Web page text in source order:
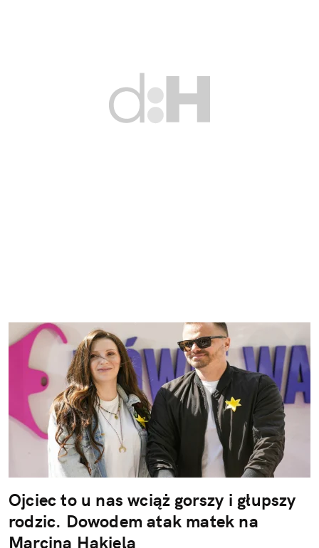
Ojciec to u nas wciąż gorszy i głupszy
rodzic. Dowodem atak matek na
Marcina Hakiela